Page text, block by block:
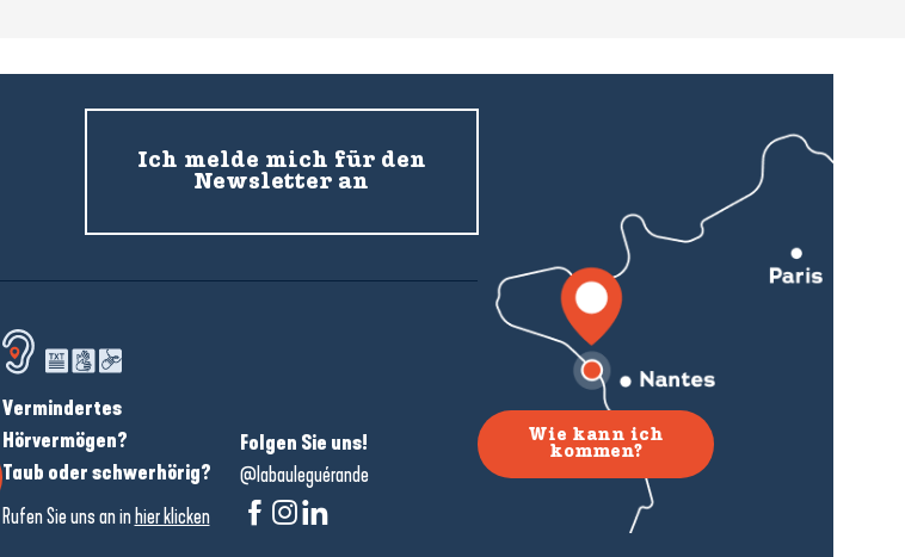
Ich melde mich für den
Newsletter an
Vermindertes
Hörvermögen?
Taub oder schwerhörig?
Rufen Sie uns an inhier klicken
Folgen Sie uns!
@labauleguérande
Wie kann ich
kommen?